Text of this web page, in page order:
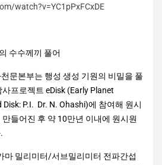
watch?v=YC1pPxFCxDE
수수께끼 풀어
문본부는 행성 생성 기원의 비밀을 풀
프로젝트 eDisk (Early Planet
P.I. Dr. N. Ohashi)에 참여해 원시
들어진 후 약 10만년 이내에 원시원
마 밀리미터/서브밀리미터 전파간섭